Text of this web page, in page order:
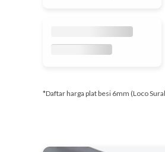
*Daftar harga plat besi 6mm (Loco